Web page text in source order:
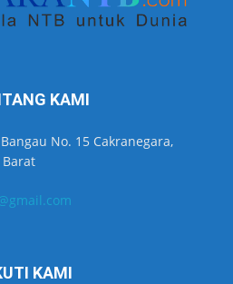
KAMI
No. 15 Cakranegara,
KAMI